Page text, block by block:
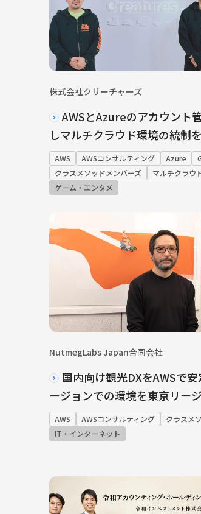
株式会社クリーチャーズ
AWSとAzureのアカウント
しマルチクラウド環境の統制
AWS AWSコンサルティング Azure
クラスメソッドメンバーズ
マルチクラウ
ゲーム・エンタメ
NutmegLabs Japan合同会社
国内向け観光DXをAWSで
ージョンでの環境を東京リー
AWS AWSコンサルティング
クラスメ
IT・インターネット